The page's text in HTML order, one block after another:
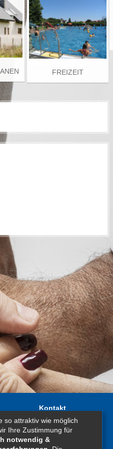
FREIZEIT
Kontakt
Impressum
Erklärung zur
Barrierefreiheit
so attraktiv wie möglich
Ihre Zustimmung für
notwendig &